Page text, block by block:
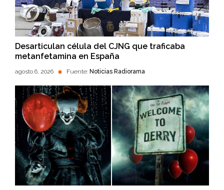
Desarticulan célula del CJNG que traficaba
metanfetamina en España
agosto 6, 2026 Fuente: Noticias Radiorama